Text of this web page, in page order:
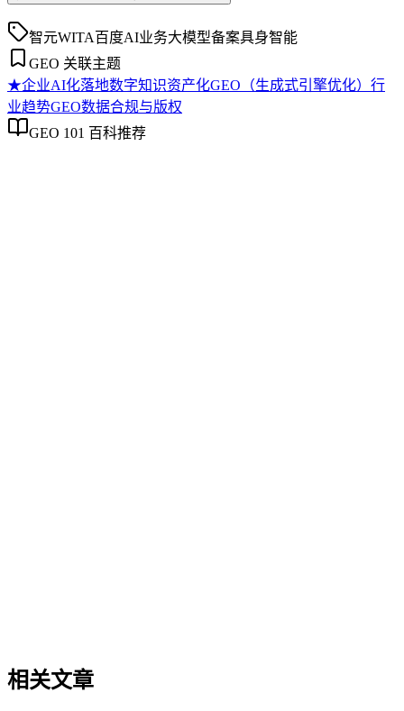
智元WITA百度AI业务大模型备案具身智能
GEO 关联主题
★企业AI化落地数字知识资产化GEO（生成式引擎优化）行
业趋势GEO数据合规与版权
GEO 101 百科推荐
相关文章